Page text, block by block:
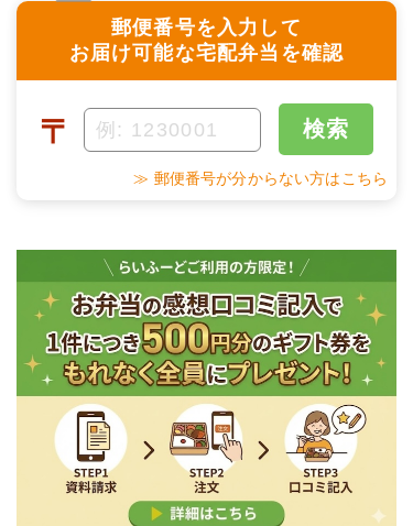
郵便番号を入力して
お届け可能な宅配弁当を確認
〒 検索
≫ 郵便番号が分からない方はこちら